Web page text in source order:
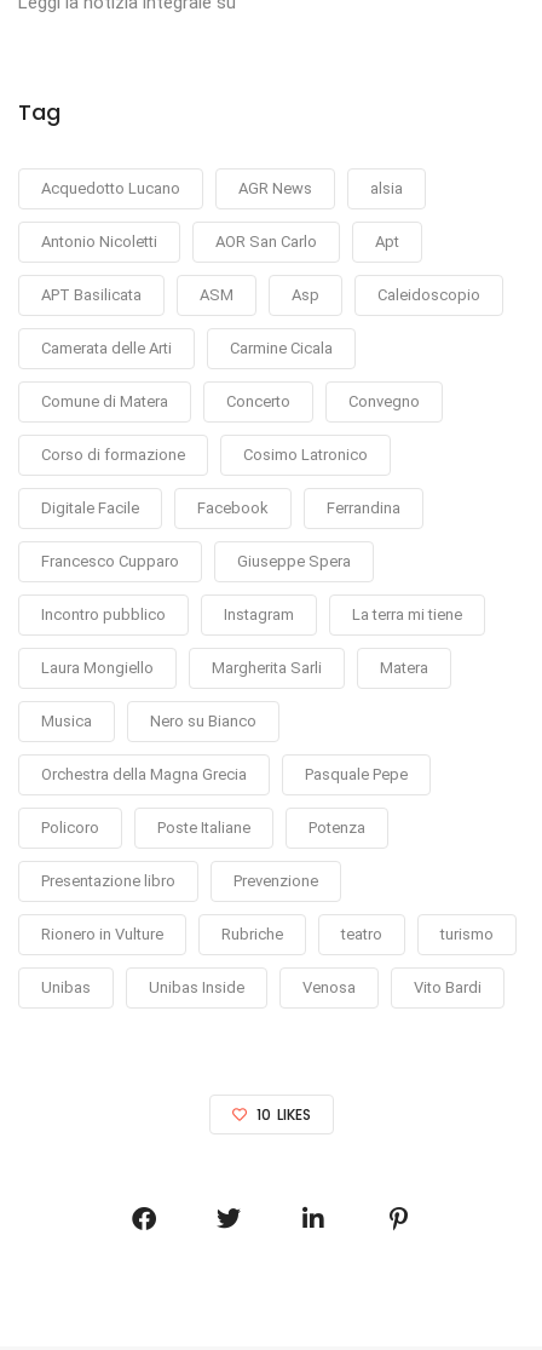
Tag
Acquedotto Lucano AGR News alsia
Antonio Nicoletti AOR San Carlo Apt
APT Basilicata ASM Asp Caleidoscopio
Camerata delle Arti Carmine Cicala
Comune di Matera Concerto Convegno
Corso di formazione Cosimo Latronico
Digitale Facile Facebook Ferrandina
Francesco Cupparo Giuseppe Spera
Incontro pubblico Instagram La terra mi tiene
Laura Mongiello Margherita Sarli Matera
Musica Nero su Bianco
Orchestra della Magna Grecia Pasquale Pepe
Policoro Poste Italiane Potenza
Presentazione libro Prevenzione
Rionero in Vulture Rubriche teatro turismo
Unibas Unibas Inside Venosa Vito Bardi
10 LIKES